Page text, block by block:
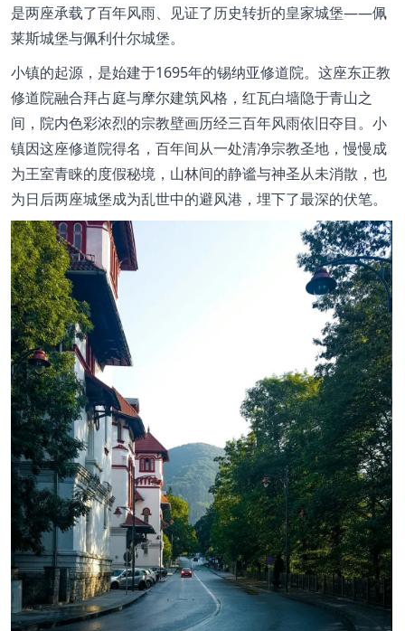
是两座承载了百年风雨、见证了历史转折的皇家城堡——佩
莱斯城堡与佩利什尔城堡。
小镇的起源，是始建于1695年的锡纳亚修道院。这座东正教
修道院融合拜占庭与摩尔建筑风格，红瓦白墙隐于青山之
间，院内色彩浓烈的宗教壁画历经三百年风雨依旧夺目。小
镇因这座修道院得名，百年间从一处清净宗教圣地，慢慢成
为王室青睐的度假秘境，山林间的静谧与神圣从未消散，也
为日后两座城堡成为乱世中的避风港，埋下了最深的伏笔。